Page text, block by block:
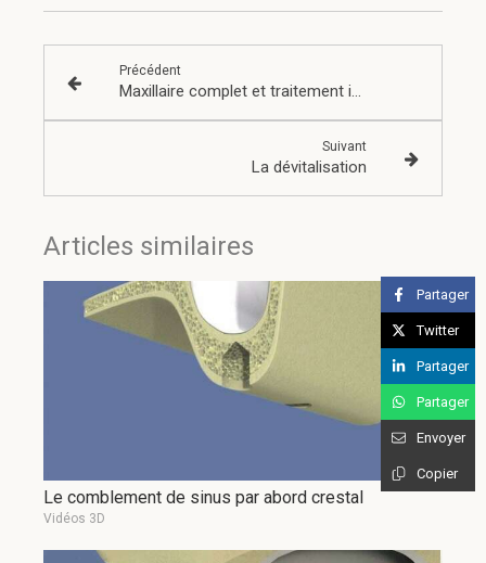
Précédent
Maxillaire complet et traitement implantaire pour un bridge fixe vissé
Suivant
La dévitalisation
Articles similaires
Le comblement de sinus par abord crestal
Vidéos 3D
Partager
Twitter
Partager
Partager
Envoyer
Copier